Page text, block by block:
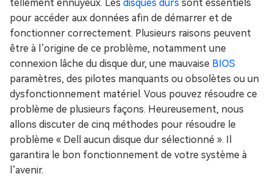
tellement ennuyeux. Les disques durs sont essentiels
pour accéder aux données afin de démarrer et de
fonctionner correctement. Plusieurs raisons peuvent
être à l’origine de ce problème, notamment une
connexion lâche du disque dur, une mauvaise BIOS
paramètres, des pilotes manquants ou obsolètes ou un
dysfonctionnement matériel. Vous pouvez résoudre ce
problème de plusieurs façons. Heureusement, nous
allons discuter de cinq méthodes pour résoudre le
problème « Dell aucun disque dur sélectionné ». Il
garantira le bon fonctionnement de votre système à
l’avenir.